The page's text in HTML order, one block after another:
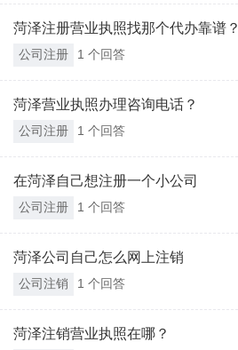
菏泽注册营业执照找那个代办靠谱？
公司注册 1 个回答
菏泽营业执照办理咨询电话？
公司注册 1 个回答
在菏泽自己想注册一个小公司
公司注册 1 个回答
菏泽公司自己怎么网上注销
公司注销 1 个回答
菏泽注销营业执照在哪？